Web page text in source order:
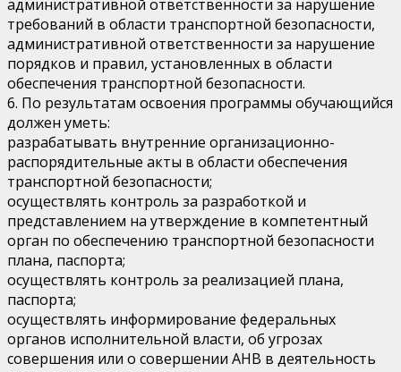
административной ответственности за нарушение
требований в области транспортной безопасности,
административной ответственности за нарушение
порядков и правил, установленных в области
обеспечения транспортной безопасности.
6. По результатам освоения программы обучающийся
должен уметь:
разрабатывать внутренние организационно-
распорядительные акты в области обеспечения
транспортной безопасности;
осуществлять контроль за разработкой и
представлением на утверждение в компетентный
орган по обеспечению транспортной безопасности
плана, паспорта;
осуществлять контроль за реализацией плана,
паспорта;
осуществлять информирование федеральных
органов исполнительной власти, об угрозах
совершения или о совершении АНВ в деятельность